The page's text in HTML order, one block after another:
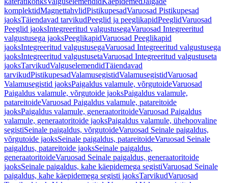
komplektidMagnettahvlidPistikupesadVaruosad Pistikupesad
jaoksTäiendavad tarvikudPeeglid ja peeglikapidPeeglidVaruosad
Peeglid jaoksIntegreeritud valgustusegaVaruosad Integreeritud
valgustusega jaoksPeeglikapidVaruosad Peeglikapid
jaoksIntegreeritud valgustusegaVaruosad Integreeritud valgustusega
jaoksIntegreeritud valgustusetaVaruosad Integreeritud valgustuseta
jaoksTarvikudValguselemendidTäiendavad
tarvikudPistikupesadValamusegistidValamusegistidVaruosad
Valamusegistid jaoksPaigaldus valamule, võrgutoideVaruosad
Paigaldus valamule, võrgutoide jaoksPaigaldus valamule,
patareitoideVaruosad Paigaldus valamule, patareitoide
jaoksPaigaldus valamule, generaatoritoideVaruosad Paigaldus
valamule, generaatoritoide jaoksPaigaldus valamule, ühehoovaline
segistiSeinale paigaldus, võrgutoideVaruosad Seinale paigaldus,
võrgutoide jaoksSeinale paigaldus, patareitoideVaruosad Seinale
paigaldus, patareitoide jaoksSeinale paigaldus,
generaatoritoideVaruosad Seinale paigaldus, generaatoritoide
jaoksSeinale paigaldus, kahe käepidemega segistiVaruosad Seinale
paigaldus, kahe käepidemega segisti jaoksTarvikudVaruosad